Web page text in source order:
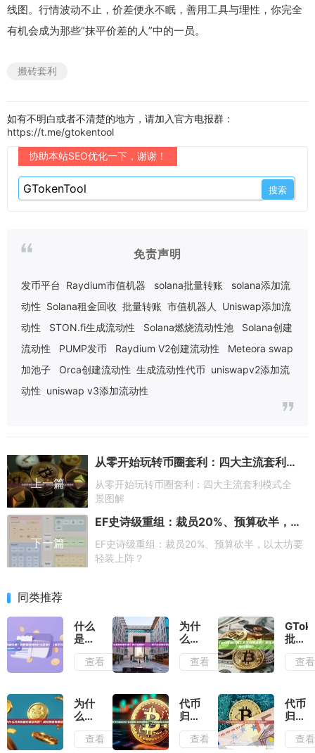
线图。行情波动不止，价差便永不眠，善用工具与理性，你完全
有机会成为那些“抹平价差的人”中的一员。
搬砖套利
如有不明白或者不清楚的地方，请加入官方电报群：
https://t.me/gtokentool
协助本站SEO优化一下，谢谢！
免责声明
发币平台 Raydium市值机器 solana批量转账
solana添加流
动性 Solana租金回收 批量转账 市值机器人
Uniswap添加流
动性
STON.fi生成流动性 Solana燃烧流动性池
Solana创建
流动性
PUMP发币 Raydium V2创建流动性
Meteora swap
加池子
Orca创建流动性 生成流动性代币 uniswapv2添加流
动性 uniswap v3添加流动性
上一篇
从零开始玩转币圈套利：四大主流套利模式全景图解
从零开始玩转币圈套利：四大主流套利模式全
景图解
下一篇
EF史诗级重组：裁员20%、预算砍半，以太坊要轻装上阵？
EF史诗级重组：裁员20%、预算砍半，以太坊要
轻装上阵？
同类推荐
什么
是批
量归
集？
账有
什么
别？
查看
为什
么要
做批
量归
么作
用？
新手
查看
批量
归集
工具
链？
原生
代币
查看
为什
么代
币批
量归
查看
代币
归集
后为
什么
查看
代币
归集
前后
必做
查看